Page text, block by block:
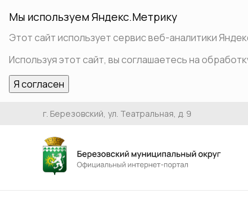
Мы используем Яндекс.Метрику
Этот сайт использует сервис веб-аналитики
Используя этот сайт, вы соглашаетесь на
Я согласен
г. Березовский, ул. Театральная, д. 9